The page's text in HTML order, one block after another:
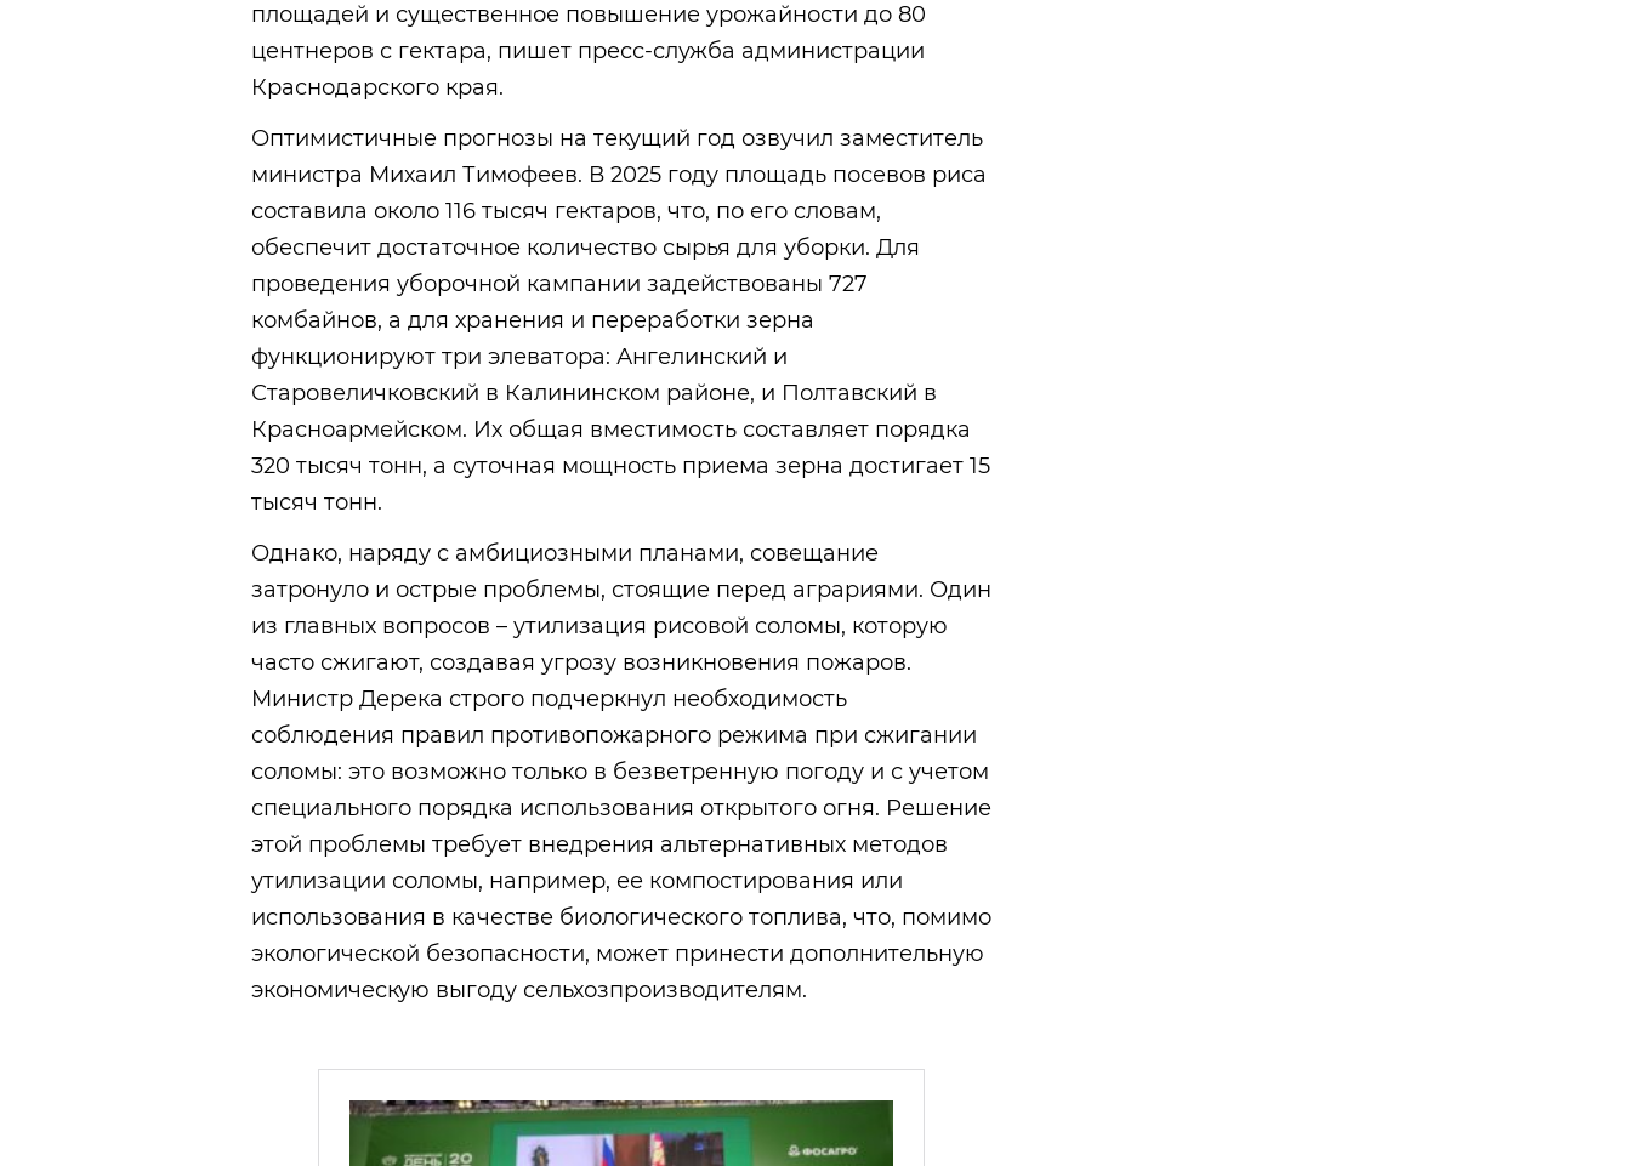
площадей и существенное повышение урожайности до 80
центнеров с гектара, пишет пресс-служба администрации
Краснодарского края.
Оптимистичные прогнозы на текущий год озвучил заместитель
министра Михаил Тимофеев. В 2025 году площадь посевов риса
составила около 116 тысяч гектаров, что, по его словам,
обеспечит достаточное количество сырья для уборки. Для
проведения уборочной кампании задействованы 727
комбайнов, а для хранения и переработки зерна
функционируют три элеватора: Ангелинский и
Старовеличковский в Калининском районе, и Полтавский в
Красноармейском. Их общая вместимость составляет порядка
320 тысяч тонн, а суточная мощность приема зерна достигает 15
тысяч тонн.
Однако, наряду с амбициозными планами, совещание
затронуло и острые проблемы, стоящие перед аграриями. Один
из главных вопросов – утилизация рисовой соломы, которую
часто сжигают, создавая угрозу возникновения пожаров.
Министр Дерека строго подчеркнул необходимость
соблюдения правил противопожарного режима при сжигании
соломы: это возможно только в безветренную погоду и с учетом
специального порядка использования открытого огня. Решение
этой проблемы требует внедрения альтернативных методов
утилизации соломы, например, ее компостирования или
использования в качестве биологического топлива, что, помимо
экологической безопасности, может принести дополнительную
экономическую выгоду сельхозпроизводителям.